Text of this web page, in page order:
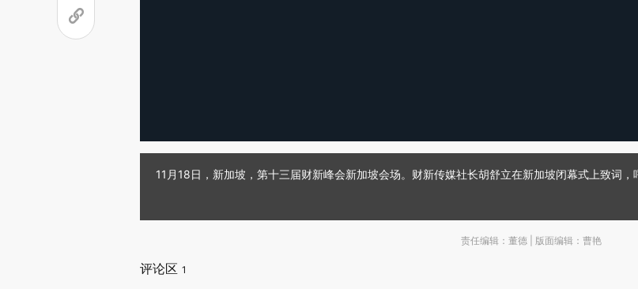
11月18日，新加坡，第十三届财新峰会新加坡会场。财新传媒社长胡舒立在新加坡闭幕式上致词
责任编辑：董德 | 版面编辑：曹艳
评论区 1